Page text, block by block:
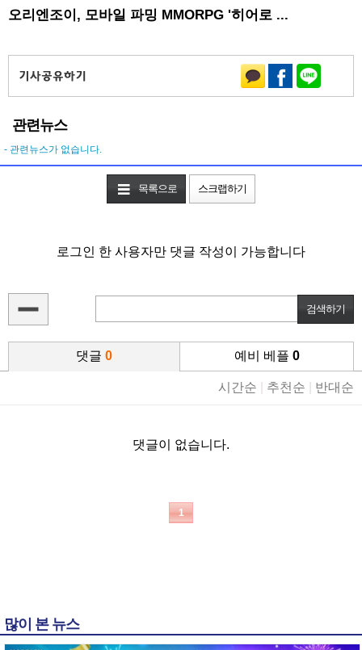
오리엔조이, 모바일 파밍 MMORPG '히어로 ...
관련뉴스
- 관련뉴스가 없습니다.
목록으로 스크랩하기
로그인 한 사용자만 댓글 작성이 가능합니다
댓글 0 예비 베플 0
시간순 추천순 반대순
댓글이 없습니다.
1
많이 본 뉴스